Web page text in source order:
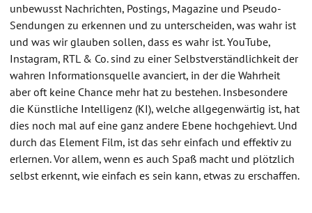
unbewusst Nachrichten, Postings, Magazine und Pseudo-
Sendungen zu erkennen und zu unterscheiden, was wahr ist
und was wir glauben sollen, dass es wahr ist. YouTube,
Instagram, RTL & Co. sind zu einer Selbstverständlichkeit der
wahren Informationsquelle avanciert, in der die Wahrheit
aber oft keine Chance mehr hat zu bestehen. Insbesondere
die Künstliche Intelligenz (KI), welche allgegenwärtig ist, hat
dies noch mal auf eine ganz andere Ebene hochgehievt. Und
durch das Element Film, ist das sehr einfach und effektiv zu
erlernen. Vor allem, wenn es auch Spaß macht und plötzlich
selbst erkennt, wie einfach es sein kann, etwas zu erschaffen.